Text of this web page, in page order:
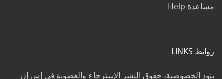
مساعدة Help
روابط LINKS
بنود الخصوصية، حقوق النشر الإسترجاع والعضوية في إس إن